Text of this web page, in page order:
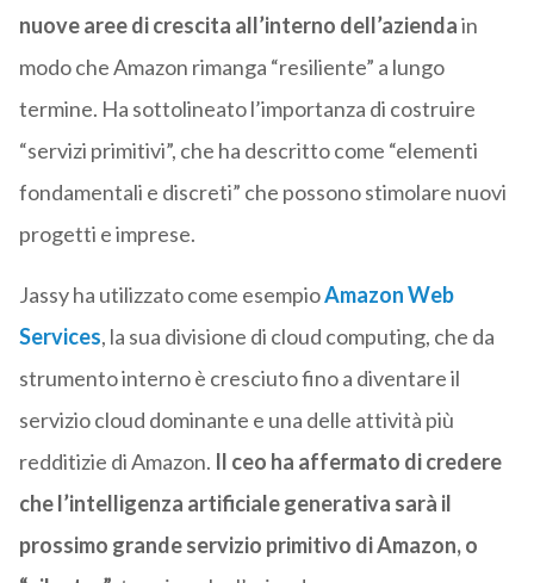
nuove aree di crescita all’interno dell’aziendain
modo che Amazon rimanga “resiliente” a lungo
termine. Ha sottolineato l’importanza di costruire
“servizi primitivi”, che ha descritto come “elementi
fondamentali e discreti” che possono stimolare nuovi
progetti e imprese.
Jassy ha utilizzato come esempioAmazon Web
Services, la sua divisione di cloud computing, che da
strumento interno è cresciuto fino a diventare il
servizio cloud dominante e una delle attività più
redditizie di Amazon. Il ceo ha affermato di credere
che l’intelligenza artificiale generativa sarà il
prossimo grande servizio primitivo di Amazon, o